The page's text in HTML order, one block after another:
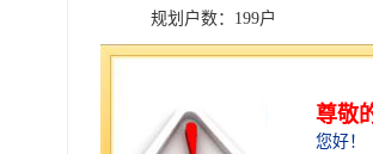
规划户数：199户
层 高：3.9米
停 车 位：700个